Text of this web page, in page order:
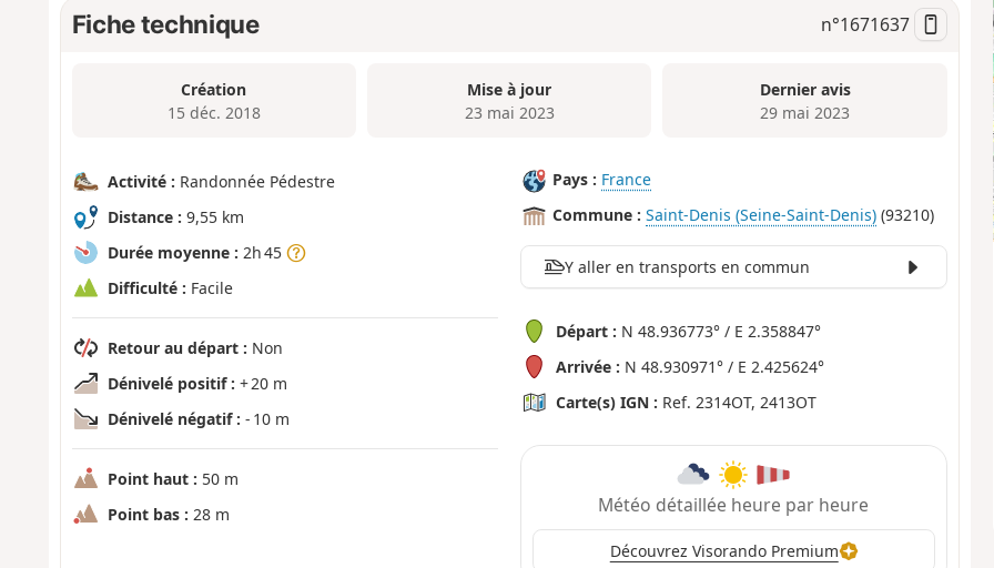
Fiche technique n°1671637
Création
15 déc. 2018
Mise à jour
23 mai 2023
Dernier avis
29 mai 2023
Activité : Randonnée Pédestre
Distance : 9,55 km
Durée moyenne : 2h 45
Difficulté : Facile
Retour au départ : Non
Dénivelé positif : + 20 m
Dénivelé négatif : - 10 m
Point haut : 50 m
Point bas : 28 m
Pays : France
Commune : Saint-Denis (Seine-Saint-Denis) (93210)
Y aller en transports en commun
Départ : N 48.936773° / E 2.358847°
Arrivée : N 48.930971° / E 2.425624°
Carte(s) IGN : Ref. 2314OT, 2413OT
Météo détaillée heure par heure
Découvrez Visorando Premium